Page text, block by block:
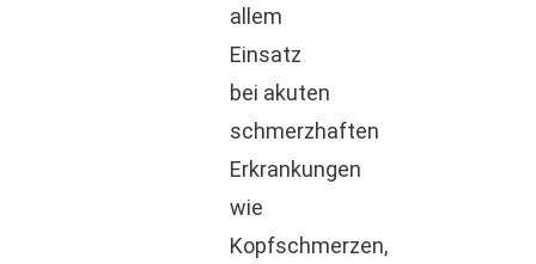
allem
Einsatz
bei akuten
schmerzhaften
Erkrankungen
wie
Kopfschmerzen,